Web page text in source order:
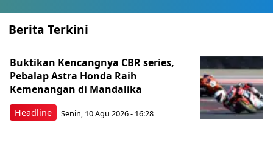
Berita Terkini
Headline
Buktikan Kencangnya CBR series,
Pebalap Astra Honda Raih
Kemenangan di Mandalika
Senin, 10 Agu 2026 - 16:28